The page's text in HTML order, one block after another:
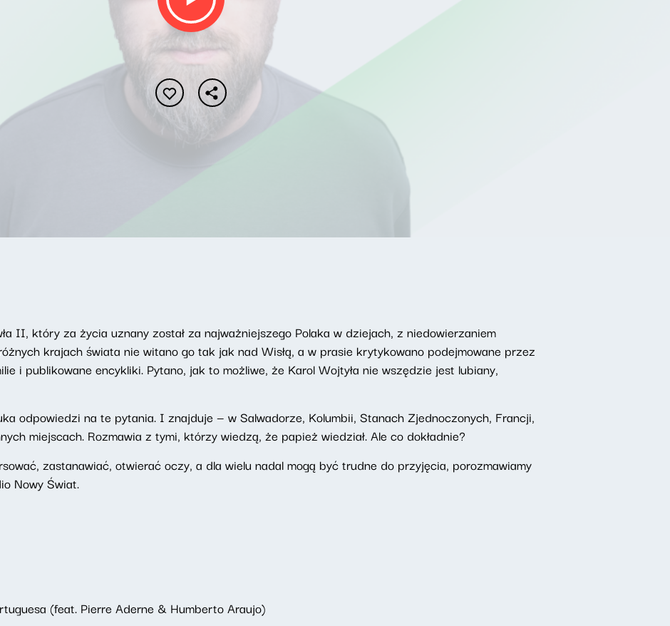
II, który za życia uznany został za najważniejszego Polaka w dziejach, z niedowierzaniem
krajach świata nie witano go tak jak nad Wisłą, a w prasie krytykowano podejmowane przez
i publikowane encykliki. Pytano, jak to możliwe, że Karol Wojtyła nie wszędzie jest lubiany,
odpowiedzi na te pytania. I znajduje — w Salwadorze, Kolumbii, Stanach Zjednoczonych, Francji,
miejscach. Rozmawia z tymi, którzy wiedzą, że papież wiedział. Ale co dokładnie?
zastanawiać, otwierać oczy, a dla wielu nadal mogą być trudne do przyjęcia, porozmawiamy
Nowy Świat.
(feat. Pierre Aderne & Humberto Araujo)